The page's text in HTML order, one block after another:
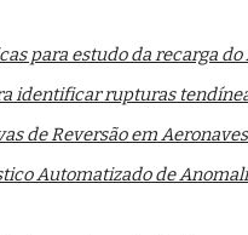
para estudo da recarga
identificar rupturas
de Reversão em
Automatizado de